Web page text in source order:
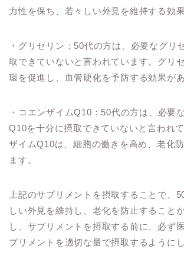
力性を保ち、若々しい外見を維持する効
・グリセリン：50代の方は、必要なグリ
取できていないと言われています。グリ
環を促進し、血管硬化を予防する効果があ
・コエンザイムQ10：50代の方は、必要
Q10を十分に摂取できていないと言われ
ザイムQ10は、細胞の働きを高め、老化
ます。
上記のサプリメントを摂取することで、
しい外見を維持し、老化を防止すること
し、サプリメントを摂取する前に、必ず
プリメントを適切な量で摂取するように